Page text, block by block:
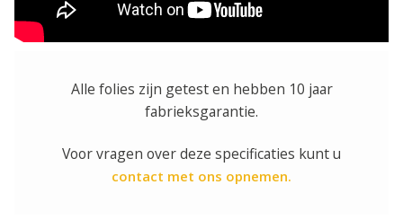
Alle folies zijn getest en hebben 10 jaar
fabrieksgarantie.
Voor vragen over deze specificaties kunt u
contact met ons opnemen.